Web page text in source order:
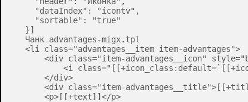
  "dataIndex": "icontv",
  "sortable": "true"
}]
Чанк advantages-migx.tpl
<li class="advantages__item item-advantages">
<div class="item-advantages__icon"
<i
    </div>
<div class="item-
    <p>[[+text]]</p>